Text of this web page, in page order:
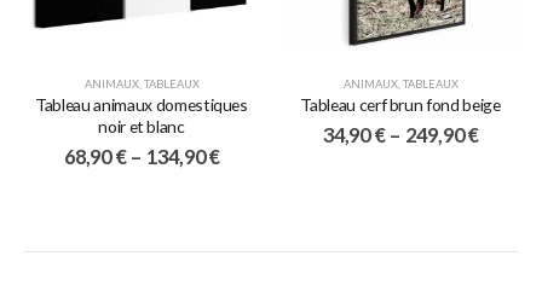
ANIMAUX, TABLEAUX
Tableau animaux domestiques
noir et blanc
68,90€ – 134,90€
ANIMAUX, TABLEAUX
Tableau cerf brun fond beige
34,90€ – 249,90€